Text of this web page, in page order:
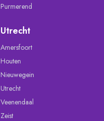
Purmerend
Utrecht
Amersfoort
Houten
Nieuwegein
Utrecht
Veenendaal
Zeist